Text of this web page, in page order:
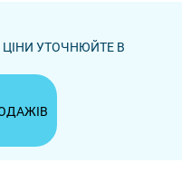
ЦІНИ УТОЧНЮЙТЕ В